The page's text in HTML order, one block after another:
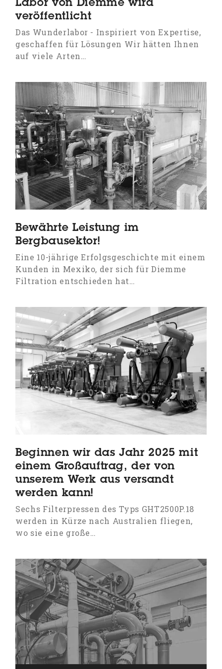
Labor von Diemme wird
veröffentlicht
Das Wunderlabor - Inspiriert von Expertise,
geschaffen für Lösungen Wir hätten Ihnen
auf viele Arten…
Bewährte Leistung im
Bergbausektor!
Eine 10-jährige Erfolgsgeschichte mit einem
Kunden in Mexiko, der sich für Diemme
Filtration entschieden hat…
Beginnen wir das Jahr 2025 mit
einem Großauftrag, der von
unserem Werk aus versandt
werden kann!
Sechs Filterpressen des Typs GHT2500P.18
werden in Kürze nach Australien fliegen,
wo sie eine große…